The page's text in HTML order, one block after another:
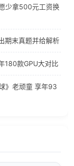
少拿500元工资换
期末真题并给解析
180款GPU大对比
》老顽童 享年93